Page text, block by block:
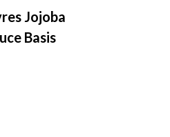
Jojoba
Basis